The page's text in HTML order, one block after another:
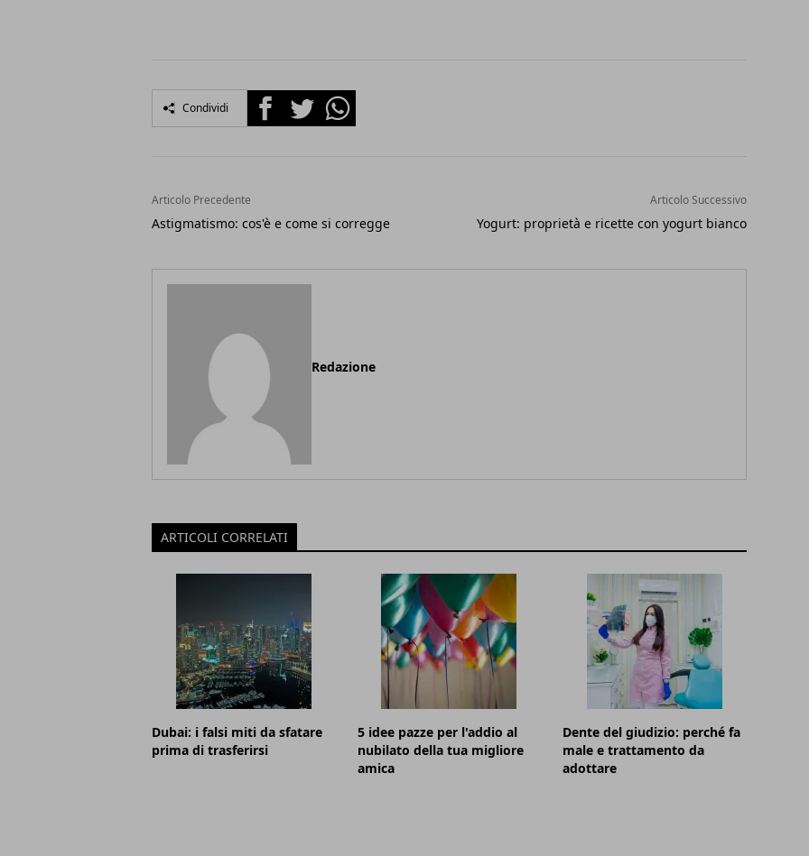
Condividi FacebookTwitterWhatsapp
Articolo Precedente
Astigmatismo: cos'è e come si corregge
Articolo Successivo
Yogurt: proprietà e ricette con yogurt bianco
Redazione
ARTICOLI CORRELATI
Dubai: i falsi miti da sfatare
prima di trasferirsi
5 idee pazze per l'addio al
nubilato della tua migliore
amica
Dente del giudizio: perché fa
male e trattamento da
adottare